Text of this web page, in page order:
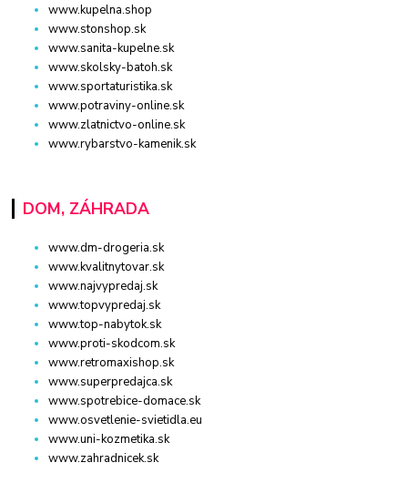
www.kupelna.shop
www.stonshop.sk
www.sanita-kupelne.sk
www.skolsky-batoh.sk
www.sportaturistika.sk
www.potraviny-online.sk
www.zlatnictvo-online.sk
www.rybarstvo-kamenik.sk
DOM, ZÁHRADA
www.dm-drogeria.sk
www.kvalitnytovar.sk
www.najvypredaj.sk
www.topvypredaj.sk
www.top-nabytok.sk
www.proti-skodcom.sk
www.retromaxishop.sk
www.superpredajca.sk
www.spotrebice-domace.sk
www.osvetlenie-svietidla.eu
www.uni-kozmetika.sk
www.zahradnicek.sk